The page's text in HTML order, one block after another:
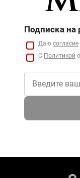
Подписка на
Даю согласие
С Политикой